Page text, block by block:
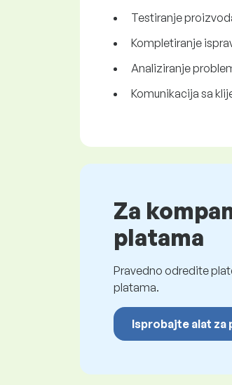
Testiranje
Kompletiranje
Analiziranje
Komunikacija sa
Za
platama
Pravedno odredite
platama.
Isprobajte alat za